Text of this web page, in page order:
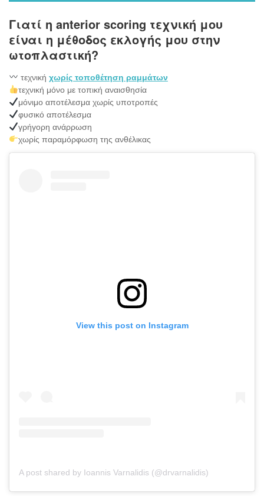
Γιατί η anterior scoring τεχνική μου
είναι η μέθοδος εκλογής μου στην
ωτοπλαστική?
τεχνική χωρίς τοποθέτηση ραμμάτων
τεχνική μόνο με τοπική αναισθησία
μόνιμο αποτέλεσμα χωρίς υποτροπές
φυσικό αποτέλεσμα
γρήγορη ανάρρωση
χωρίς παραμόρφωση της ανθέλικας
View this post on Instagram
A post shared by Ioannis Varnalidis (@drvarnalidis)